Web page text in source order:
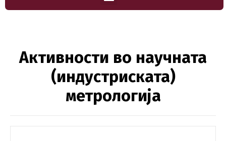
Активности во научната
(индустриската)
метрологија